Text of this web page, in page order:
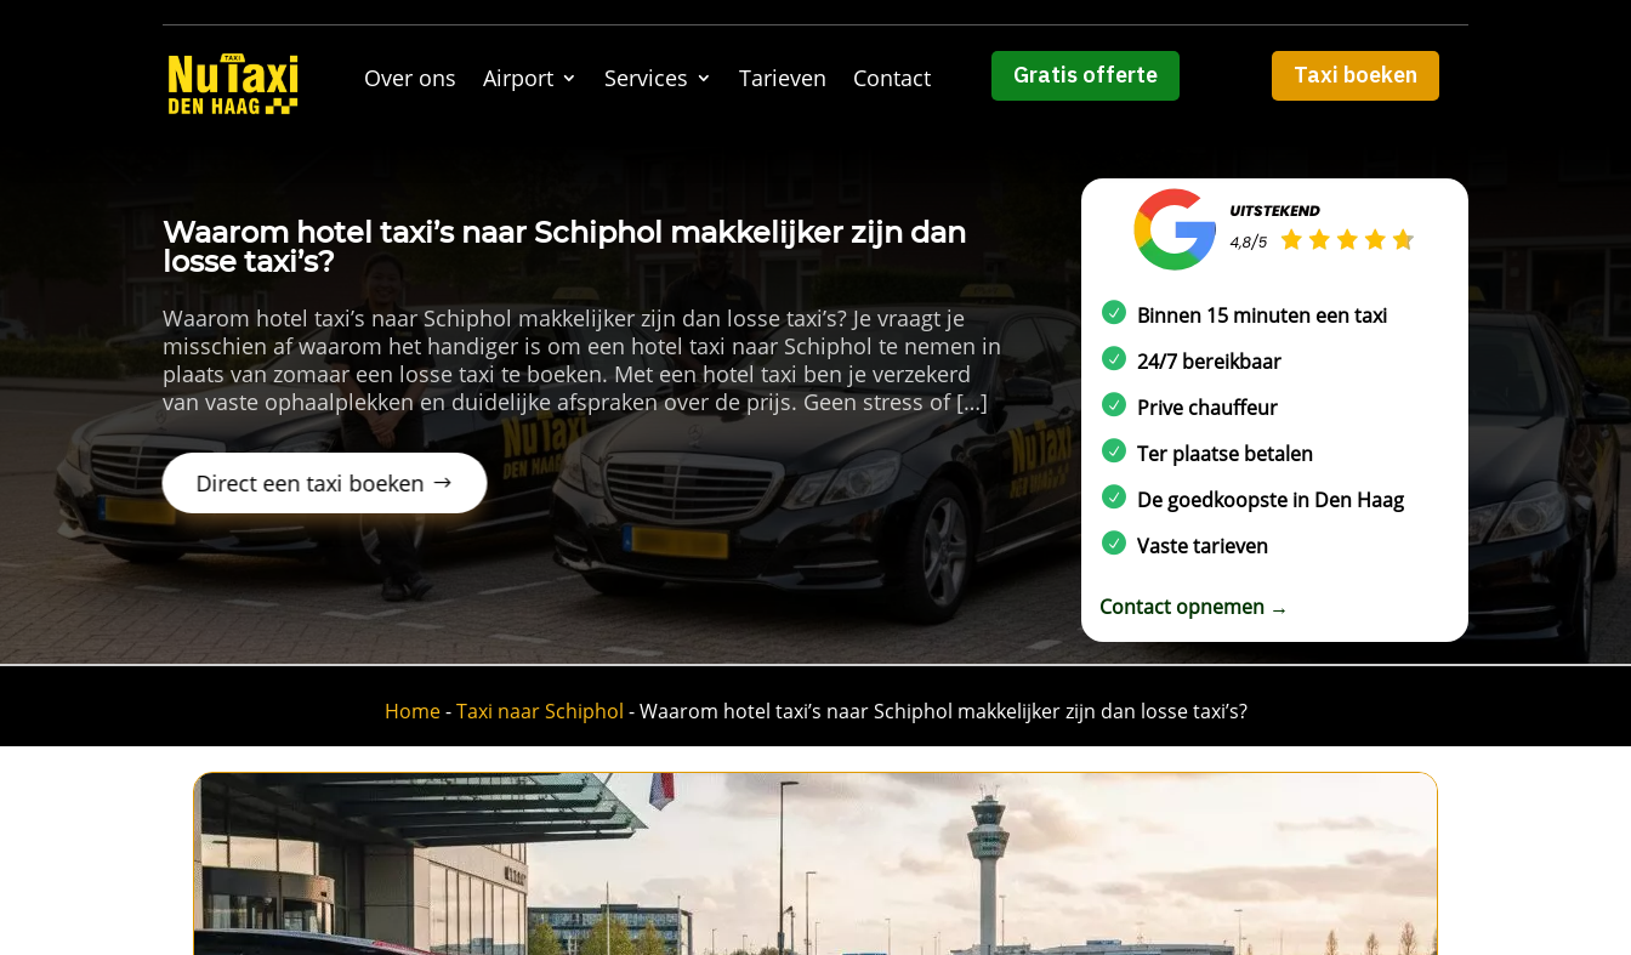
Over ons Airport Services Tarieven Contact Gratis offerte Taxi boeken
Waarom hotel taxi’s naar Schiphol makkelijker zijn dan
losse taxi’s?
Waarom hotel taxi’s naar Schiphol makkelijker zijn dan losse taxi’s? Je vraagt je
misschien af waarom het handiger is om een hotel taxi naar Schiphol te nemen in
plaats van zomaar een losse taxi te boeken. Met een hotel taxi ben je verzekerd
van vaste ophaalplekken en duidelijke afspraken over de prijs. Geen stress of […]
Direct een taxi boeken
Binnen 15 minuten een taxi
24/7 bereikbaar
Prive chauffeur
Ter plaatse betalen
De goedkoopste in Den Haag
Vaste tarieven
Contact opnemen →
Home-Taxi naar Schiphol -Waarom hotel taxi’s naar Schiphol makkelijker zijn dan losse taxi’s?